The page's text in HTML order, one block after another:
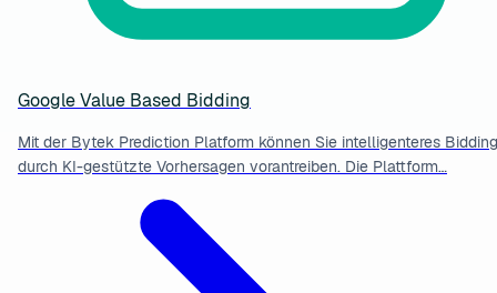
Google Value Based Bidding
Mit der Bytek Prediction Platform können Sie intelligenteres Bidding
durch KI-gestützte Vorhersagen vorantreiben. Die Plattform…